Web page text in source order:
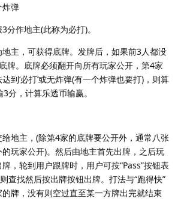
弹
作地主(此称为必打)。
，可获得底牌。发牌后，如果前3人都没
牌。底牌必须翻开向所有玩家公开，第4家
到‘必打’或无炸弹(有一个炸弹也要打)，则算
分，计算乐透币输赢。
主，(除第4家的底牌要公开外，通常八张
玩家公开)。然后由地主首先出牌，之后玩
，轮到用户跟牌时，用户可按“Pass”按钮表
查找然后按出牌按钮出牌。打法与“跑得快”
牌，没有则空过直至某一方牌出完就结束